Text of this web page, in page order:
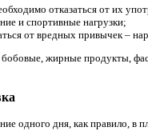
отказаться от их
и спортивные нагрузки;
от вредных привычек –
жирные продукты,
одного дня, как правило, в